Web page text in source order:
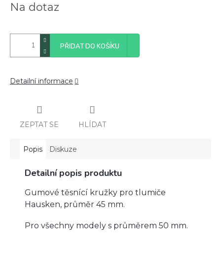
cena:
Na dotaz
PŘIDAT DO KOŠÍKU
Detailní informace
ZEPTAT SE HLÍDAT
Popis Diskuze
Detailní popis produktu
Gumové těsnící kružky pro tlumiče
Hausken, průměr 45 mm.
Pro všechny modely s průměrem 50 mm.